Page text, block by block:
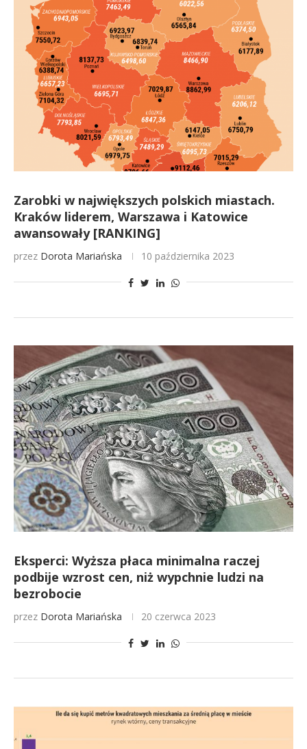
Zarobki w największych polskich miastach.
Kraków liderem, Warszawa i Katowice
awansowały [RANKING]
przez Dorota Mariańska 10 października 2023
Eksperci: Wyższa płaca minimalna raczej
podbije wzrost cen, niż wypchnie ludzi na
bezrobocie
przez Dorota Mariańska 20 czerwca 2023